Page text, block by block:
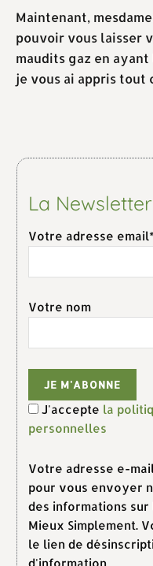
Maintenant,
pouvoir vous laisser
maudits gaz en
je vous ai appris tout
La
Votre adresse email*
Votre nom
J'accepte la
personnelles
Votre adresse e-
pour vous envoyer
des informations
Mieux Simplement.
le lien de
d'information.